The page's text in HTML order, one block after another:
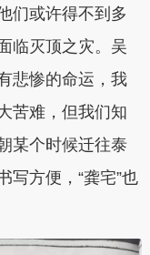
们或许得不到多
临灭顶之灾。吴
悲惨的命运，我
苦难，但我们知
某个时候迁往泰
写方便，“龚宅”也